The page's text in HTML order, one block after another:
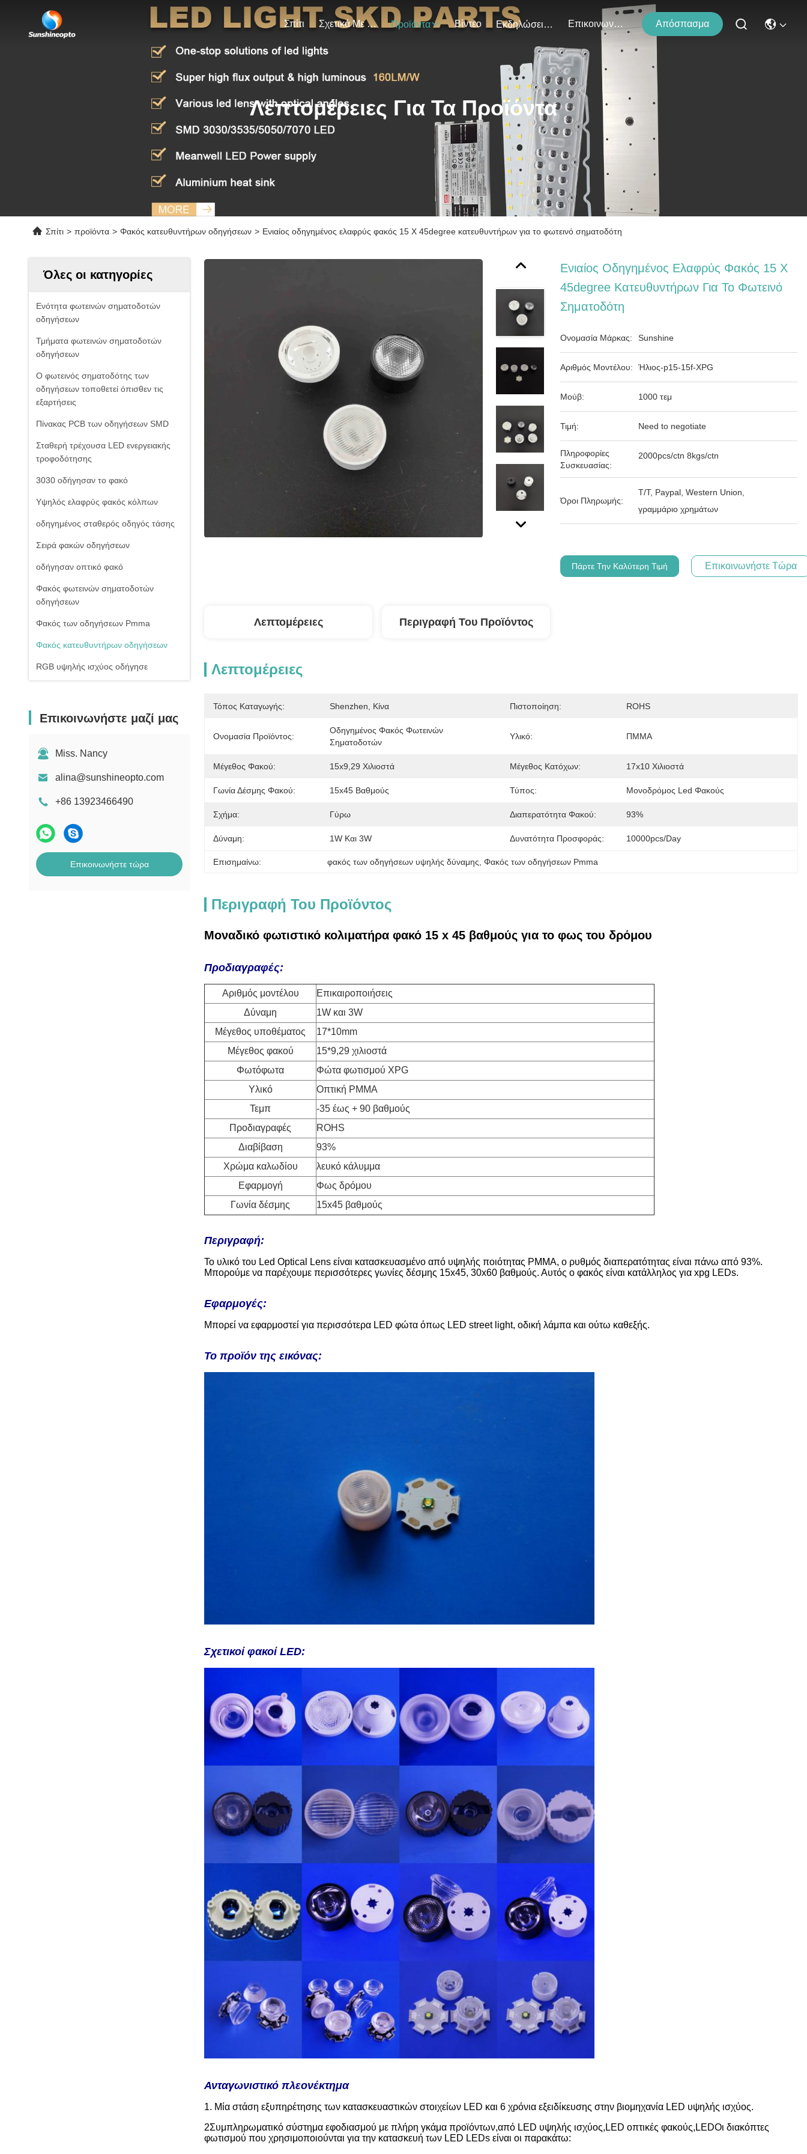
Σπίτι Σχετικά Με Εμάς Προϊόντα Βίντεο Εκδηλώσεις Επικοινωνήστε Μαζί Μας Απόσπασμα
Λεπτομέρειες Για Τα Προϊόντα
Σπίτι > προϊόντα > Φακός κατευθυντήρων οδηγήσεων > Ενιαίος οδηγημένος ελαφρύς φακός 15 Χ 45degree κατευθυντήρων για το φωτεινό σηματοδότη
Όλες οι κατηγορίες
Ενότητα φωτεινών σηματοδοτών
οδηγήσεων
Τμήματα φωτεινών σηματοδοτών
οδηγήσεων
Ο φωτεινός σηματοδότης των
οδηγήσεων τοποθετεί όπισθεν τις
εξαρτήσεις
Πίνακας PCB των οδηγήσεων SMD
Σταθερή τρέχουσα LED ενεργειακής
τροφοδότησης
3030 οδήγησαν το φακό
Υψηλός ελαφρύς φακός κόλπων
οδηγημένος σταθερός οδηγός τάσης
Σειρά φακών οδηγήσεων
οδήγησαν οπτικό φακό
Φακός φωτεινών σηματοδοτών
οδηγήσεων
Φακός των οδηγήσεων Pmma
Φακός κατευθυντήρων οδηγήσεων
RGB υψηλής ισχύος οδήγησε
δύναμης
Επικοινωνήστε μαζί μας
Miss. Nancy
alina@sunshineopto.com
+86 13923466490
Επικοινωνήστε τώρα
Ενιαίος Οδηγημένος Ελαφρύς Φακός 15 Χ
45degree Κατευθυντήρων Για Το Φωτεινό
Σηματοδότη
Ονομασία Μάρκας: Sunshine
Αριθμός Μοντέλου: Ήλιος-p15-15f-XPG
Μούβ: 1000 τεμ
Τιμή: Need to negotiate
Πληροφορίες
Συσκευασίας:
2000pcs/ctn 8kgs/ctn
Όροι Πληρωμής:
T/T, Paypal, Western Union,
γραμμάριο χρημάτων
Πάρτε Την Καλύτερη Τιμή Επικοινωνήστε Τώρα
Λεπτομέρειες Περιγραφή Του Προϊόντος
Λεπτομέρειες
Τόπος Καταγωγής: Shenzhen, Κίνα Πιστοποίηση: ROHS
Ονομασία Προϊόντος:
Οδηγημένος Φακός Φωτεινών
Σηματοδοτών
Υλικό: ΠΜΜΑ
Μέγεθος Φακού: 15x9,29 Χιλιοστά Μέγεθος Κατόχων: 17x10 Χιλιοστά
Γωνία Δέσμης Φακού: 15x45 Βαθμούς Τύπος: Μονοδρόμος Led Φακούς
Σχήμα: Γύρω Διαπερατότητα Φακού: 93%
Δύναμη: 1W Και 3W Δυνατότητα Προσφοράς: 10000pcs/day
Επισημαίνω: φακός των οδηγήσεων υψηλής δύναμης Φακός των οδηγήσεων Pmma
Περιγραφή Του Προϊόντος
Μοναδικό φωτιστικό κολιματήρα φακό 15 x 45 βαθμούς για το φως του δρόμου
Προδιαγραφές:
Αριθμός μοντέλου
Επικαιροποιήσεις
Δύναμη
1W και 3W
Μέγεθος υποθέματος
17*10mm
Μέγεθος φακού
15*9,29 χιλιοστά
Φωτόφωτα
Φώτα φωτισμού XPG
Υλικό
Οπτική PMMA
Τεμπ
-35 έως + 90 βαθμούς
Προδιαγραφές
ROHS
Διαβίβαση
93%
Χρώμα καλωδίου
λευκό κάλυμμα
Εφαρμογή
Φως δρόμου
Γωνία δέσμης
15x45 βαθμούς
Περιγραφή:
Το υλικό του Led Optical Lens είναι κατασκευασμένο από υψηλής ποιότητας PMMA, ο ρυθμός διαπερατότητας είναι πάνω από 93%.
Μπορούμε να παρέχουμε περισσότερες γωνίες δέσμης 15x45, 30x60 βαθμούς. Αυτός ο φακός είναι κατάλληλος για xpg LEDs.
Εφαρμογές:
Μπορεί να εφαρμοστεί για περισσότερα LED φώτα όπως LED street light, οδική λάμπα και ούτω καθεξής.
Το προϊόν της εικόνας:
Σχετικοί φακοί LED:
Ανταγωνιστικό πλεονέκτημα
1. Μία στάση εξυπηρέτησης των κατασκευαστικών στοιχείων LED και 6 χρόνια εξειδίκευσης στην βιομηχανία LED υψηλής ισχύος.
2Συμπληρωματικό σύστημα εφοδιασμού με πλήρη γκάμα προϊόντων,από LED υψηλής ισχύος,LED οπτικές φακούς,LEDΟι διακόπτες
φωτισμού που χρησιμοποιούνται για την κατασκευή των LED LEDs είναι οι παρακάτω: